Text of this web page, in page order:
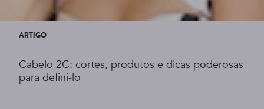
ARTIGO
Cabelo 2C: cortes, produtos e dicas poderosas
para defini-lo